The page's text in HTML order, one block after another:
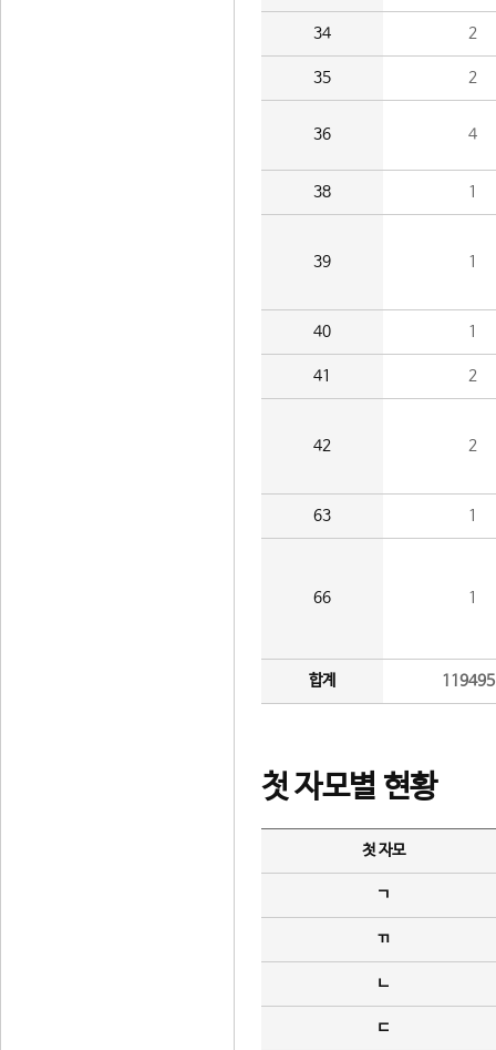
34 2
35 2
36 4
38 1
39 1
40 1
41 2
42 2
63 1
66 1
합계
첫 자모별 현황
첫 자모
ㄱ
ㄲ
ㄴ
ㄷ